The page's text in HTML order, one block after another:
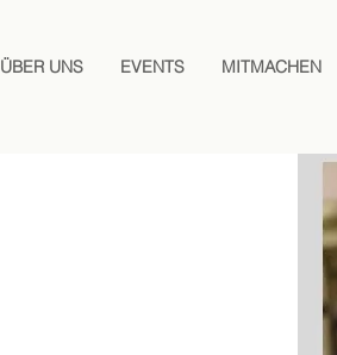
ÜBER UNS EVENTS MITMACHEN